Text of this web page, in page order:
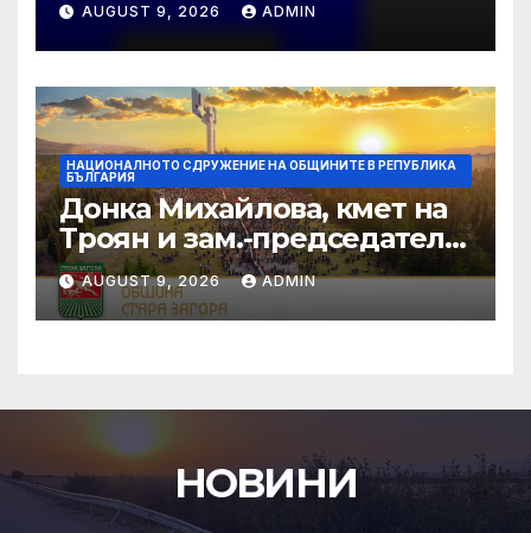
AUGUST 9, 2026 ADMIN
НАЦИОНАЛНОТО СДРУЖЕНИЕ НА ОБЩИНИТЕ В РЕПУБЛИКА
БЪЛГАРИЯ
Донка Михайлова, кмет на
Троян и зам.-председател
на НСОРБ: Знаем какво е
произведено, как е
произведено и какво влиза
AUGUST 9, 2026 ADMIN
НОВИНИ